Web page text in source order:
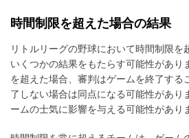
時間制限を超えた場合の結果
リトルリーグの野球において時間制限を
いくつかの結果をもたらす可能性があり
を超えた場合、審判はゲームを終了する
了しない場合は同点になる可能性があり
ームの士気に影響を与える可能性があり